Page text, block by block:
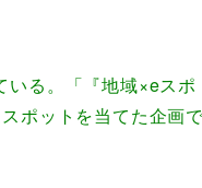
いる。「『地域×eスポ
ポットを当てた企画